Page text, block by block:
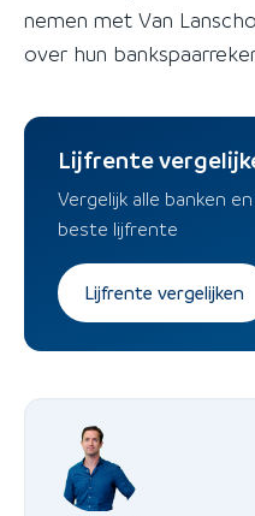
nemen met Van
over hun
Lijfrente
Vergelijk alle banken
beste lijfrente
Lijfrente vergelijken